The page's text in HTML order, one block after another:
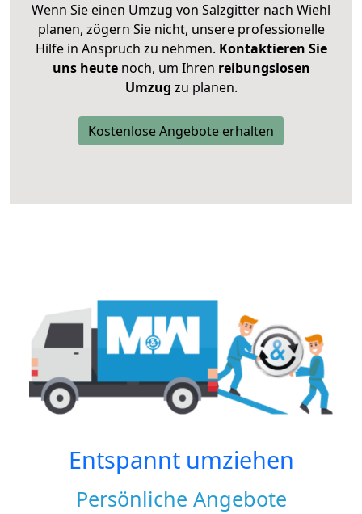
Wenn Sie einen Umzug von Salzgitter nach Wiehl
planen, zögern Sie nicht, unsere professionelle
Hilfe in Anspruch zu nehmen. Kontaktieren Sie
uns heutenoch, um Ihren reibungslosen
Umzug zu planen.
Kostenlose Angebote erhalten
Entspannt umziehen
Persönliche Angebote